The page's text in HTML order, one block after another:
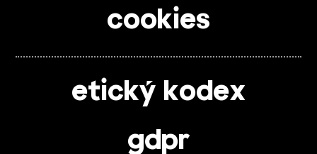
cookies
etický kodex
gdpr